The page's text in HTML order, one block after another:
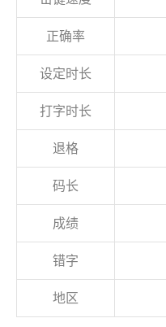
正确率
设定时长
打字时长
退格
码长
成绩
错字
地区